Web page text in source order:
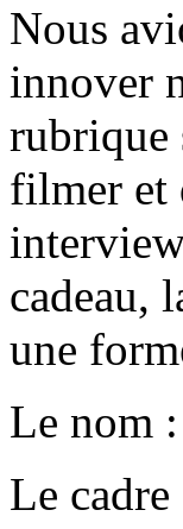
Nous
innover
rubrique
filmer et
cadeau,
une
Le nom
Le